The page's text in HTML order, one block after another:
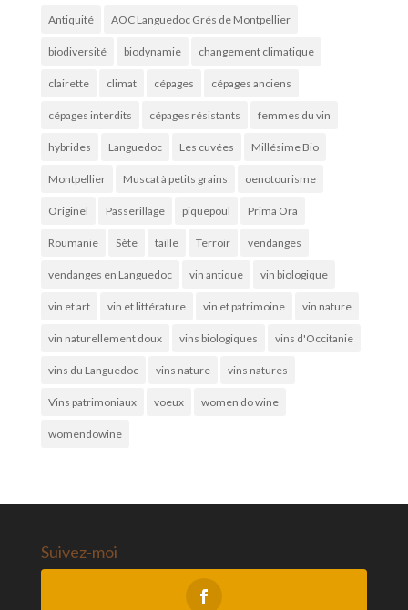
Antiquité AOC Languedoc Grés de Montpellier
biodiversité biodynamie changement climatique
clairette climat cépages cépages anciens
cépages interdits cépages résistants femmes du vin
hybrides Languedoc Les cuvées Millésime Bio
Montpellier Muscat à petits grains oenotourisme
Originel Passerillage piquepoul Prima Ora
Roumanie Sète taille Terroir vendanges
vendanges en Languedoc vin antique vin biologique
vin et art vin et littérature vin et patrimoine vin nature
vin naturellement doux vins biologiques vins d'Occitanie
vins du Languedoc vins nature vins natures
Vins patrimoniaux voeux women do wine
womendowine
Suivez-moi